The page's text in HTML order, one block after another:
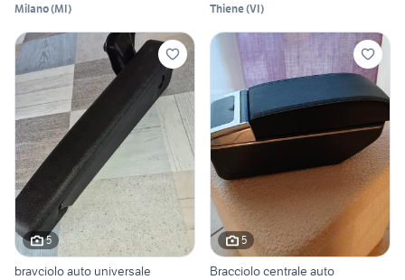
Milano(MI) Thiene(VI)
5
bravciolo auto universale
5
Bracciolo centrale auto